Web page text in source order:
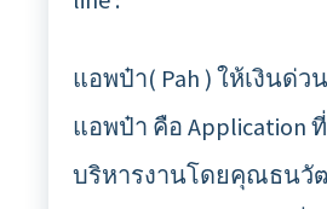
แอพป๋า( Pah ) ให้เงินด่ว
แอพป๋า คือ Application
บริหารงานโดยคุณธนวั